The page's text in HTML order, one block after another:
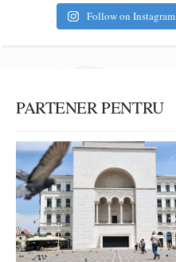
Follow on Instagram
PARTENER PENTRU